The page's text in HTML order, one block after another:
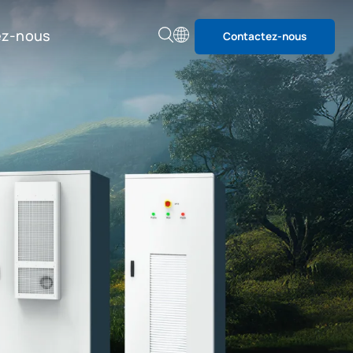
nous Contactez-nous